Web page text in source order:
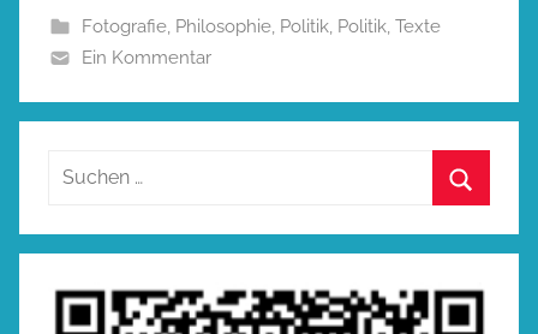
Fotografie, Philosophie, Politik, Politik, Texte
Ein Kommentar
Suchen